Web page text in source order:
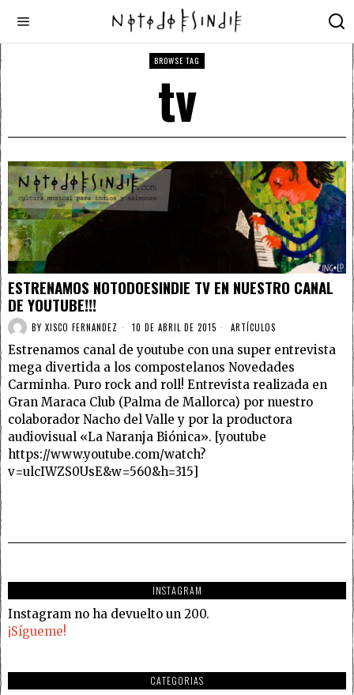
BROWSE TAG
tv
ESTRENAMOS NOTODOESINDIE TV EN NUESTRO CANAL
DE YOUTUBE!!!
BY XISCO FERNANDEZ 10 DE ABRIL DE 2015 ARTÍCULOS
Estrenamos canal de youtube con una super entrevista
mega divertida a los compostelanos Novedades
Carminha. Puro rock and roll! Entrevista realizada en
Gran Maraca Club (Palma de Mallorca) por nuestro
colaborador Nacho del Valle y por la productora
audiovisual «La Naranja Biónica». [youtube
https://www.youtube.com/watch?
v=ulcIWZS0UsE&w=560&h=315]
INSTAGRAM
Instagram no ha devuelto un 200.
¡Sígueme!
CATEGORIAS